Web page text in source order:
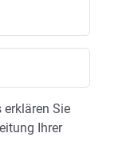
Sie
Ihrer